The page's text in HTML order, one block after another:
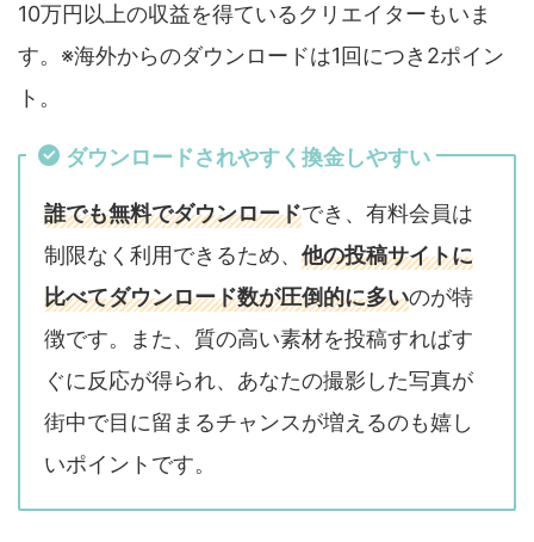
10万円以上の収益を得ているクリエイターもいま
す。※海外からのダウンロードは1回につき2ポイン
ト。
ダウンロードされやすく換金しやすい
誰でも無料でダウンロードでき、有料会員は
制限なく利用できるため、 他の投稿サイトに
比べてダウンロード数が圧倒的に多いのが特
徴です。また、質の高い素材を投稿すればす
ぐに反応が得られ、あなたの撮影した写真が
街中で目に留まるチャンスが増えるのも嬉し
いポイントです。